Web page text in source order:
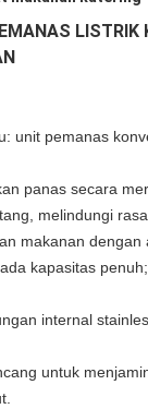
unit pemanas
panas secara
melindungi
makanan dengan
kapasitas penuh;
internal
untuk